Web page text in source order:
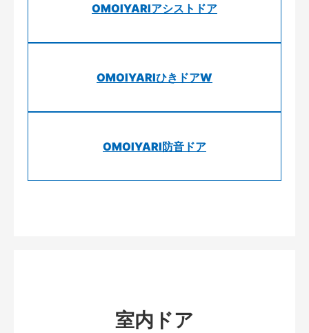
OMOIYARIアシストドア
OMOIYARIひきドアW
OMOIYARI防音ドア
室内ドア